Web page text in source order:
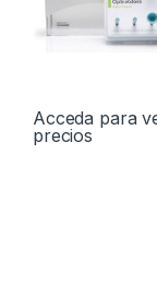
Acceda para
precios